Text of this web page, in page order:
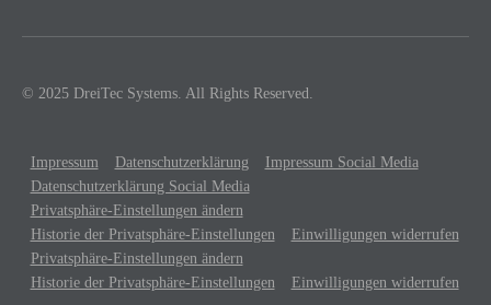
© 2025 DreiTec Systems. All Rights Reserved.
Impressum Datenschutzerklärung
Impressum Social Media
Datenschutzerklärung Social Media
Privatsphäre-Einstellungen ändern
Historie der Privatsphäre-Einstellungen
Einwilligungen widerrufen
Privatsphäre-Einstellungen ändern
Historie der Privatsphäre-Einstellungen
Einwilligungen widerrufen